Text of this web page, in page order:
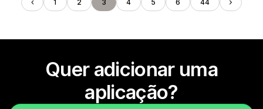
1 2 3 4 5 6 44
Quer adicionar uma
aplicação?